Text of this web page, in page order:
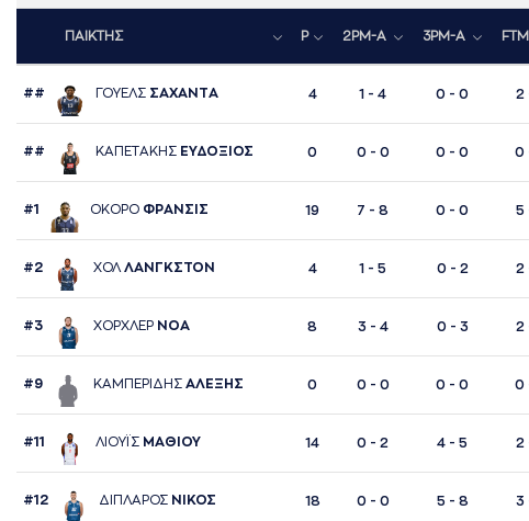
ΠΑΙΚΤΗΣ P 2PM-A 3PM-A
## ΓΟΥΕΛΣ ΣAΧAΝΤA 4 1 - 4 0 - 0 2
## ΚAΠΕΤAΚΗΣ ΕΥΔΟΞΙΟΣ 0 0 - 0 0 - 0 0
#1 ΟΚΟΡΟ ΦΡAΝΣΙΣ 19 7 - 8 0 - 0 5
#2 ΧΟΛ ΛAΝΓΚΣΤΟΝ 4 1 - 5 0 - 2 2
#3 ΧΟΡΧΛΕΡ ΝΟA 8 3 - 4 0 - 3 2
#9 ΚAΜΠΕΡΙΔΗΣ AΛΕΞΗΣ 0 0 - 0 0 - 0 0
#11 ΛΙΟΥΪΣ ΜAΘΙΟΥ 14 0 - 2 4 - 5 2
#12 ΔΙΠΛAΡΟΣ ΝΙΚΟΣ 18 0 - 0 5 - 8 3